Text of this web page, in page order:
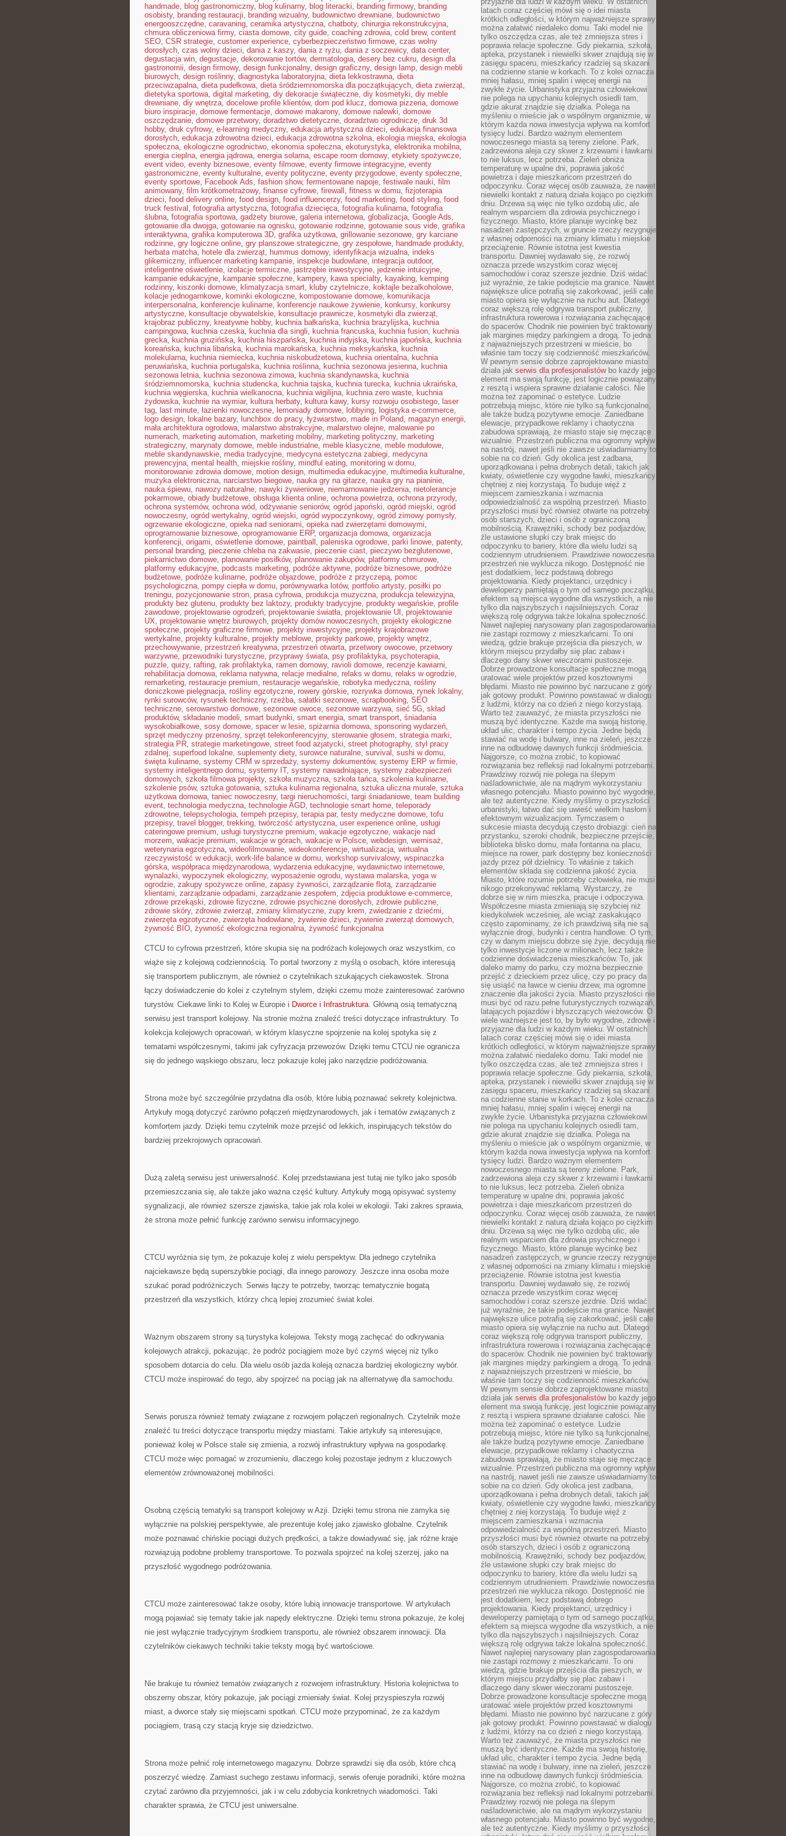
handmade, blog gastronomiczny, blog kulinarny, blog literacki, branding firmowy, branding
osobisty, branding restauracji, branding wizualny, budownictwo drewniane, budownictwo
energooszczędne, caravaning, ceramika artystyczna, chatboty, chirurgia rekonstrukcyjna,
chmura obliczeniowa firmy, ciasta domowe, city guide, coaching zdrowia, cold brew, content
SEO, CSR strategie, customer experience, cyberbezpieczeństwo firmowe, czas wolny
dorosłych, czas wolny dzieci, dania z kaszy, dania z ryżu, dania z soczewicy, data center,
degustacja win, degustacje, dekorowanie tortów, dermatologia, desery bez cukru, design dla
gastronomii, design firmowy, design funkcjonalny, design graficzny, design lamp, design mebli
biurowych, design roślinny, diagnostyka laboratoryjna, dieta lekkostrawna, dieta
przeciwzapalna, dieta pudełkowa, dieta śródziemnomorska dla początkujących, dieta zwierząt,
dietetyka sportowa, digital marketing, diy dekoracje świąteczne, diy kosmetyki, diy meble
drewniane, diy wnętrza, docelowe profile klientów, dom pod klucz, domowa pizzeria, domowe
biuro inspiracje, domowe fermentacje, domowe makarony, domowe nalewki, domowe
oszczędzanie, domowe przetwory, doradztwo dietetyczne, doradztwo ogrodnicze, druk 3d
hobby, druk cyfrowy, e-learning medyczny, edukacja artystyczna dzieci, edukacja finansowa
dorosłych, edukacja zdrowotna dzieci, edukacja zdrowotna szkolna, ekologia miejska, ekologia
społeczna, ekologiczne ogrodnictwo, ekonomia społeczna, ekoturystyka, elektronika mobilna,
energia cieplna, energia jądrowa, energia solarna, escape room domowy, etykiety spożywcze,
event video, eventy biznesowe, eventy filmowe, eventy firmowe integracyjne, eventy
gastronomiczne, eventy kulturalne, eventy polityczne, eventy przygodowe, eventy społeczne,
eventy sportowe, Facebook Ads, fashion show, fermentowane napoje, festiwale nauki, film
animowany, film krótkometrażowy, finanse cyfrowe, firewall , fitness w domu, fizjoterapia
dzieci, food delivery online, food design, food influencerzy, food marketing, food styling, food
truck festival , fotografia artystyczna, fotografia dziecięca, fotografia kulinarna, fotografia
ślubna, fotografia sportowa, gadżety biurowe, galeria internetowa, globalizacja, Google Ads,
gotowanie dla dwojga, gotowanie na ognisku, gotowanie rodzinne, gotowanie sous vide, grafika
interaktywna, grafika komputerowa 3D, grafika użytkowa, grillowanie sezonowe, gry karciane
rodzinne, gry logiczne online, gry planszowe strategiczne, gry zespołowe, handmade produkty,
herbata matcha, hotele dla zwierząt, hummus domowy, identyfikacja wizualna, indeks
glikemiczny, influencer marketing kampanie, inspekcje budowlane, integracja outdoor,
inteligentne oświetlenie, izolacje termiczne, jastrzębie inwestycyjne, jedzenie intuicyjne,
kampanie edukacyjne, kampanie społeczne, kampery, kawa specialty, kayaking, kemping
rodzinny, kiszonki domowe, klimatyzacja smart, kluby czytelnicze, koktajle bezalkoholowe,
kolacje jednogarnkowe, kominki ekologiczne, kompostowanie domowe, komunikacja
interpersonalna, konferencje kulinarne, konferencje naukowe żywienie, konkursy, konkursy
artystyczne, konsultacje obywatelskie, konsultacje prawnicze, kosmetyki dla zwierząt,
krajobraz publiczny, kreatywne hobby, kuchnia bałkańska, kuchnia brazylijska, kuchnia
campingowa, kuchnia czeska, kuchnia dla singli, kuchnia francuska, kuchnia fusion, kuchnia
grecka, kuchnia gruzińska, kuchnia hiszpańska, kuchnia indyjska, kuchnia japońska, kuchnia
koreańska, kuchnia libańska, kuchnia marokańska, kuchnia meksykańska, kuchnia
molekularna, kuchnia niemiecka, kuchnia niskobudżetowa, kuchnia orientalna, kuchnia
peruwiańska, kuchnia portugalska, kuchnia roślinna, kuchnia sezonowa jesienna, kuchnia
sezonowa letnia, kuchnia sezonowa zimowa, kuchnia skandynawska, kuchnia
śródziemnomorska, kuchnia studencka, kuchnia tajska, kuchnia turecka, kuchnia ukraińska,
kuchnia węgierska, kuchnia wielkanocna, kuchnia wigilijna, kuchnia zero waste, kuchnia
żydowska, kuchnie na wymiar, kultura herbaty, kultura kawy, kursy rozwoju osobistego, laser
tag, last minute, łazienki nowoczesne, lemoniady domowe, lobbying, logistyka e-commerce,
logo design, lokalne bazary, lunchbox do pracy, łyżwiarstwo, made in Poland, magazyn energii,
mała architektura ogrodowa, malarstwo abstrakcyjne, malarstwo olejne, malowanie po
numerach, marketing automation, marketing mobilny, marketing polityczny, marketing
strategiczny, marynaty domowe, meble industrialne, meble klasyczne, meble modułowe,
meble skandynawskie, media tradycyjne, medycyna estetyczna zabiegi, medycyna
prewencyjna, mental health, miejskie rośliny, mindful eating, monitoring w domu,
monitorowanie zdrowia domowe, motion design, multimedia edukacyjne, multimedia kulturalne,
muzyka elektroniczna, narciarstwo biegowe, nauka gry na gitarze, nauka gry na pianinie,
nauka śpiewu, nawozy naturalne, nawyki żywieniowe, niemarnowanie jedzenia, nietolerancje
pokarmowe, obiady budżetowe, obsługa klienta online, ochrona powietrza, ochrona przyrody,
ochrona systemów, ochrona wód, odżywianie seniorów, ogród japoński, ogród miejski, ogród
nowoczesny, ogród wertykalny, ogród wiejski, ogród wypoczynkowy, ogród zimowy pomysły,
ogrzewanie ekologiczne, opieka nad seniorami, opieka nad zwierzętami domowymi,
oprogramowanie biznesowe, oprogramowanie ERP, organizacja domowa, organizacja
konferencji, origami, oświetlenie domowe, paintball , paleniska ogrodowe, parki linowe, patenty,
personal branding, pieczenie chleba na zakwasie, pieczenie ciast, pieczywo bezglutenowe,
piekarnictwo domowe, planowanie posiłków, planowanie zakupów, platformy chmurowe,
platformy edukacyjne, podcasts marketing, podróże aktywne, podróże biznesowe, podróże
budżetowe, podróże kulinarne, podróże objazdowe, podróże z przyczepą, pomoc
psychologiczna, pompy ciepła w domu, porównywarka lotów, portfolio artysty, posiłki po
treningu, pozycjonowanie stron, prasa cyfrowa, produkcja muzyczna, produkcja telewizyjna,
produkty bez glutenu, produkty bez laktozy, produkty tradycyjne, produkty wegańskie, profile
zawodowe, projektowanie ogrodzeń, projektowanie światła, projektowanie UI , projektowanie
UX, projektowanie wnętrz biurowych, projekty domów nowoczesnych, projekty ekologiczne
społeczne, projekty graficzne firmowe, projekty inwestycyjne, projekty krajobrazowe
wertykalne, projekty kulturalne, projekty meblowe, projekty parkowe, projekty wnętrz,
przechowywanie, przestrzeń kreatywna, przestrzeń otwarta, przetwory owocowe, przetwory
warzywne, przewodniki turystyczne, przyprawy świata, psy profilaktyka, psychoterapia,
puzzle, quizy, rafting, rak profilaktyka, ramen domowy, ravioli domowe, recenzje kawiarni,
rehabilitacja domowa, reklama natywna, relacje medialne, relaks w domu, relaks w ogrodzie,
remarketing, restauracje premium, restauracje wegańskie, robotyka medyczna, rośliny
doniczkowe pielęgnacja, rośliny egzotyczne, rowery górskie, rozrywka domowa, rynek lokalny,
rynki surowców, rysunek techniczny, rzeźba, sałatki sezonowe, scrapbooking, SEO
techniczne, serowarstwo domowe, sezonowe owoce, sezonowe warzywa, sieć 5G, skład
produktów, składanie modeli, smart budynki, smart energia, smart transport, śniadania
wysokobiałkowe, sosy domowe, spacer w lesie, spiżarnia domowa, sponsoring wydarzeń,
sprzęt medyczny przenośny, sprzęt telekonferencyjny, sterowanie głosem, strategia marki,
strategia PR, strategie marketingowe, street food azjatycki, street photography, styl pracy
zdalnej, superfood lokalne, suplementy diety, surowce naturalne, survival , sushi w domu,
święta kulinarne, systemy CRM w sprzedaży, systemy dokumentów, systemy ERP w firmie,
systemy inteligentnego domu, systemy IT, systemy nawadniające, systemy zabezpieczeń
domowych, szkoła filmowa projekty, szkoła muzyczna, szkoła tańca, szkolenia kulinarne,
szkolenie psów, sztuka gotowania, sztuka kulinarna regionalna, sztuka uliczna murale, sztuka
użytkowa domowa, taniec nowoczesny, targi nieruchomości, targi śniadaniowe, team building
event, technologia medyczna, technologie AGD, technologie smart home, teleporady
zdrowotne, telepsychologia, tempeh przepisy, terapia par, testy medyczne domowe, tofu
przepisy, travel blogger, trekking, twórczość artystyczna, user experience online, usługi
cateringowe premium, usługi turystyczne premium, wakacje egzotyczne, wakacje nad
morzem, wakacje premium, wakacje w górach, wakacje w Polsce, webdesign, wernisaż,
weterynaria egzotyczna, wideofilmowanie, wideokonferencje, wirtualizacja, wirtualna
rzeczywistość w edukacji, work-life balance w domu, workshop survivalowy, wspinaczka
górska, współpraca międzynarodowa, wydarzenia edukacyjne, wydawnictwo internetowe,
wynalazki, wypoczynek ekologiczny, wyposażenie ogrodu, wystawa malarska, yoga w
ogrodzie, zakupy spożywcze online, zapasy żywności, zarządzanie flotą, zarządzanie
klientami, zarządzanie odpadami, zarządzanie zespołem, zdjęcia produktowe e-commerce,
zdrowe przekąski, zdrowie fizyczne, zdrowie psychiczne dorosłych, zdrowie publiczne,
zdrowie skóry, zdrowie zwierząt, zmiany klimatyczne, zupy krem, zwiedzanie z dziećmi,
zwierzęta egzotyczne, zwierzęta hodowlane, żywienie dzieci, żywienie zwierząt domowych,
żywność BIO, żywność ekologiczna regionalna, żywność funkcjonalna
CTCU to cyfrowa przestrzeń, które skupia się na podróżach kolejowych oraz wszystkim, co
wiąże się z kolejową codziennością. To portal tworzony z myślą o osobach, które interesują
się transportem publicznym, ale również o czytelnikach szukających ciekawostek. Strona
łączy doświadczenie do kolei z czytelnym stylem, dzięki czemu może zainteresować zarówno
turystów. Ciekawe linki to Kolej w Europie i Dworce i Infrastruktura. Główną osią tematyczną
serwisu jest transport kolejowy. Na stronie można znaleźć treści dotyczące infrastruktury. To
kolekcja kolejowych opracowań, w którym klasyczne spojrzenie na kolej spotyka się z
tematami współczesnymi, takimi jak cyfryzacja przewozów. Dzięki temu CTCU nie ogranicza
się do jednego wąskiego obszaru, lecz pokazuje kolej jako narzędzie podróżowania.
Strona może być szczególnie przydatna dla osób, które lubią poznawać sekrety kolejnictwa.
Artykuły mogą dotyczyć zarówno połączeń międzynarodowych, jak i tematów związanych z
komfortem jazdy. Dzięki temu czytelnik może przejść od lekkich, inspirujących tekstów do
bardziej przekrojowych opracowań.
Dużą zaletą serwisu jest uniwersalność. Kolej przedstawiana jest tutaj nie tylko jako sposób
przemieszczania się, ale także jako ważna część kultury. Artykuły mogą opisywać systemy
sygnalizacji, ale również szersze zjawiska, takie jak rola kolei w ekologii. Taki zakres sprawia,
że strona może pełnić funkcję zarówno serwisu informacyjnego.
CTCU wyróżnia się tym, że pokazuje kolej z wielu perspektyw. Dla jednego czytelnika
najciekawsze będą superszybkie pociągi, dla innego parowozy. Jeszcze inna osoba może
szukać porad podróżniczych. Serwis łączy te potrzeby, tworząc tematycznie bogatą
przestrzeń dla wszystkich, którzy chcą lepiej zrozumieć świat kolei.
Ważnym obszarem strony są turystyka kolejowa. Teksty mogą zachęcać do odkrywania
kolejowych atrakcji, pokazując, że podróż pociągiem może być czymś więcej niż tylko
sposobem dotarcia do celu. Dla wielu osób jazda koleją oznacza bardziej ekologiczny wybór.
CTCU może inspirować do tego, aby spojrzeć na pociąg jak na alternatywę dla samochodu.
Serwis porusza również tematy związane z rozwojem połączeń regionalnych. Czytelnik może
znaleźć tu treści dotyczące transportu między miastami. Takie artykuły są interesujące,
ponieważ kolej w Polsce stale się zmienia, a rozwój infrastruktury wpływa na gospodarkę.
CTCU może więc pomagać w zrozumieniu, dlaczego kolej pozostaje jednym z kluczowych
elementów zrównoważonej mobilności.
Osobną częścią tematyki są transport kolejowy w Azji. Dzięki temu strona nie zamyka się
wyłącznie na polskiej perspektywie, ale prezentuje kolej jako zjawisko globalne. Czytelnik
może poznawać chińskie pociągi dużych prędkości, a także dowiadywać się, jak różne kraje
rozwiązują podobne problemy transportowe. To pozwala spojrzeć na kolej szerzej, jako na
przyszłość wygodnego podróżowania.
CTCU może zainteresować także osoby, które lubią innowacje transportowe. W artykułach
mogą pojawiać się tematy takie jak napędy elektryczne. Dzięki temu strona pokazuje, że kolej
nie jest wyłącznie tradycyjnym środkiem transportu, ale również obszarem innowacji. Dla
czytelników ciekawych techniki takie teksty mogą być wartościowe.
Nie brakuje tu również tematów związanych z rozwojem infrastruktury. Historia kolejnictwa to
obszerny obszar, który pokazuje, jak pociągi zmieniały świat. Kolej przyspieszyła rozwój
miast, a dworce stały się miejscami spotkań. CTCU może przypominać, że za każdym
pociągiem, trasą czy stacją kryje się dziedzictwo.
Strona może pełnić rolę internetowego magazynu. Dobrze sprawdzi się dla osób, które chcą
poszerzyć wiedzę. Zamiast suchego zestawu informacji, serwis oferuje poradniki, które można
czytać zarówno dla przyjemności, jak i w celu zdobycia konkretnych wiadomości. Taki
charakter sprawia, że CTCU jest uniwersalne.
latach coraz częściej mówi się o idei miasta
krótkich odległości, w którym najważniejsze sprawy
można załatwić niedaleko domu. Taki model nie
tylko oszczędza czas, ale też zmniejsza stres i
poprawia relacje społeczne. Gdy piekarnia, szkoła,
apteka, przystanek i niewielki skwer znajdują się w
zasięgu spaceru, mieszkańcy rzadziej są skazani
na codzienne stanie w korkach. To z kolei oznacza
mniej hałasu, mniej spalin i więcej energii na
zwykłe życie. Urbanistyka przyjazna człowiekowi
nie polega na upychaniu kolejnych osiedli tam,
gdzie akurat znajdzie się działka. Polega na
myśleniu o mieście jak o wspólnym organizmie, w
którym każda nowa inwestycja wpływa na komfort
tysięcy ludzi. Bardzo ważnym elementem
nowoczesnego miasta są tereny zielone. Park,
zadrzewiona aleja czy skwer z krzewami i ławkami
to nie luksus, lecz potrzeba. Zieleń obniża
temperaturę w upalne dni, poprawia jakość
powietrza i daje mieszkańcom przestrzeń do
odpoczynku. Coraz więcej osób zauważa, że nawet
niewielki kontakt z naturą działa kojąco po ciężkim
dniu. Drzewa są więc nie tylko ozdobą ulic, ale
realnym wsparciem dla zdrowia psychicznego i
fizycznego. Miasto, które planuje wycinkę bez
nasadzeń zastępczych, w gruncie rzeczy rezygnuje
z własnej odporności na zmiany klimatu i miejskie
przeciążenie. Równie istotna jest kwestia
transportu. Dawniej wydawało się, że rozwój
oznacza przede wszystkim coraz więcej
samochodów i coraz szersze jezdnie. Dziś widać
już wyraźnie, że takie podejście ma granice. Nawet
największe ulice potrafią się zakorkować, jeśli całe
miasto opiera się wyłącznie na ruchu aut. Dlatego
coraz większą rolę odgrywa transport publiczny,
infrastruktura rowerowa i rozwiązania zachęcające
do spacerów. Chodnik nie powinien być traktowany
jak margines między parkingiem a drogą. To jedna
z najważniejszych przestrzeni w mieście, bo
właśnie tam toczy się codzienność mieszkańców.
W pewnym sensie dobrze zaprojektowane miasto
działa jak serwis dla profesjonalistówbo każdy jego
element ma swoją funkcję, jest logicznie powiązany
z resztą i wspiera sprawne działanie całości. Nie
można też zapominać o estetyce. Ludzie
potrzebują miejsc, które nie tylko są funkcjonalne,
ale także budzą pozytywne emocje. Zaniedbane
elewacje, przypadkowe reklamy i chaotyczna
zabudowa sprawiają, że miasto staje się męczące
wizualnie. Przestrzeń publiczna ma ogromny wpływ
na nastrój, nawet jeśli nie zawsze uświadamiamy to
sobie na co dzień. Gdy okolica jest zadbana,
uporządkowana i pełna drobnych detali, takich jak
kwiaty, oświetlenie czy wygodne ławki, mieszkańcy
chętniej z niej korzystają. To buduje więź z
miejscem zamieszkania i wzmacnia
odpowiedzialność za wspólną przestrzeń. Miasto
przyszłości musi być również otwarte na potrzeby
osób starszych, dzieci i osób z ograniczoną
mobilnością. Krawężniki, schody bez podjazdów,
źle ustawione słupki czy brak miejsc do
odpoczynku to bariery, które dla wielu ludzi są
codziennym utrudnieniem. Prawdziwie nowoczesna
przestrzeń nie wyklucza nikogo. Dostępność nie
jest dodatkiem, lecz podstawą dobrego
projektowania. Kiedy projektanci, urzędnicy i
deweloperzy pamiętają o tym od samego początku,
efektem są miejsca wygodne dla wszystkich, a nie
tylko dla najszybszych i najsilniejszych. Coraz
większą rolę odgrywa także lokalna społeczność.
Nawet najlepiej narysowany plan zagospodarowania
nie zastąpi rozmowy z mieszkańcami. To oni
wiedzą, gdzie brakuje przejścia dla pieszych, w
którym miejscu przydałby się plac zabaw i
dlaczego dany skwer wieczorami pustoszeje.
Dobrze prowadzone konsultacje społeczne mogą
uratować wiele projektów przed kosztownymi
błędami. Miasto nie powinno być narzucane z góry
jak gotowy produkt. Powinno powstawać w dialogu
z ludźmi, którzy na co dzień z niego korzystają.
Warto też zauważyć, że miasta przyszłości nie
muszą być identyczne. Każde ma swoją historię,
układ ulic, charakter i tempo życia. Jedne będą
stawiać na wodę i bulwary, inne na zieleń, jeszcze
inne na odbudowę dawnych funkcji śródmieścia.
Najgorsze, co można zrobić, to kopiować
rozwiązania bez refleksji nad lokalnymi potrzebami.
Prawdziwy rozwój nie polega na ślepym
naśladownictwie, ale na mądrym wykorzystaniu
własnego potencjału. Miasto powinno być wygodne,
ale też autentyczne. Kiedy myślimy o przyszłości
urbanistyki, łatwo dać się uwieść wielkim hasłom i
efektownym wizualizacjom. Tymczasem o
sukcesie miasta decydują często drobiazgi: cień na
przystanku, szeroki chodnik, bezpieczne przejście,
biblioteka blisko domu, mała fontanna na placu,
miejsce na rower, park dostępny bez konieczności
jazdy przez pół dzielnicy. To właśnie z takich
elementów składa się codzienna jakość życia.
Miasto, które rozumie potrzeby człowieka, nie musi
nikogo przekonywać reklamą. Wystarczy, że
dobrze się w nim mieszka, pracuje i odpoczywa.
Współczesne miasta zmieniają się szybciej niż
kiedykolwiek wcześniej, ale wciąż zaskakująco
często zapominamy, że ich prawdziwą siłą nie są
wyłącznie drogi, budynki i centra handlowe. O tym,
czy w danym miejscu dobrze się żyje, decydują nie
tylko inwestycje liczone w milionach, lecz także
codzienne doświadczenia mieszkańców. To, jak
daleko mamy do parku, czy można bezpiecznie
przejść z dzieckiem przez ulicę, czy po pracy da
się usiąść na ławce w cieniu drzew, ma ogromne
znaczenie dla jakości życia. Miasto przyszłości nie
musi być od razu pełne futurystycznych rozwiązań,
latających pojazdów i błyszczących wieżowców. O
wiele ważniejsze jest to, by było wygodne, zdrowe i
przyjazne dla ludzi w każdym wieku. W ostatnich
latach coraz częściej mówi się o idei miasta
krótkich odległości, w którym najważniejsze sprawy
można załatwić niedaleko domu. Taki model nie
tylko oszczędza czas, ale też zmniejsza stres i
poprawia relacje społeczne. Gdy piekarnia, szkoła,
apteka, przystanek i niewielki skwer znajdują się w
zasięgu spaceru, mieszkańcy rzadziej są skazani
na codzienne stanie w korkach. To z kolei oznacza
mniej hałasu, mniej spalin i więcej energii na
zwykłe życie. Urbanistyka przyjazna człowiekowi
nie polega na upychaniu kolejnych osiedli tam,
gdzie akurat znajdzie się działka. Polega na
myśleniu o mieście jak o wspólnym organizmie, w
którym każda nowa inwestycja wpływa na komfort
tysięcy ludzi. Bardzo ważnym elementem
nowoczesnego miasta są tereny zielone. Park,
zadrzewiona aleja czy skwer z krzewami i ławkami
to nie luksus, lecz potrzeba. Zieleń obniża
temperaturę w upalne dni, poprawia jakość
powietrza i daje mieszkańcom przestrzeń do
odpoczynku. Coraz więcej osób zauważa, że nawet
niewielki kontakt z naturą działa kojąco po ciężkim
dniu. Drzewa są więc nie tylko ozdobą ulic, ale
realnym wsparciem dla zdrowia psychicznego i
fizycznego. Miasto, które planuje wycinkę bez
nasadzeń zastępczych, w gruncie rzeczy rezygnuje
z własnej odporności na zmiany klimatu i miejskie
przeciążenie. Równie istotna jest kwestia
transportu. Dawniej wydawało się, że rozwój
oznacza przede wszystkim coraz więcej
samochodów i coraz szersze jezdnie. Dziś widać
już wyraźnie, że takie podejście ma granice. Nawet
największe ulice potrafią się zakorkować, jeśli całe
miasto opiera się wyłącznie na ruchu aut. Dlatego
coraz większą rolę odgrywa transport publiczny,
infrastruktura rowerowa i rozwiązania zachęcające
do spacerów. Chodnik nie powinien być traktowany
jak margines między parkingiem a drogą. To jedna
z najważniejszych przestrzeni w mieście, bo
właśnie tam toczy się codzienność mieszkańców.
W pewnym sensie dobrze zaprojektowane miasto
działa jak serwis dla profesjonalistówbo każdy jego
element ma swoją funkcję, jest logicznie powiązany
z resztą i wspiera sprawne działanie całości. Nie
można też zapominać o estetyce. Ludzie
potrzebują miejsc, które nie tylko są funkcjonalne,
ale także budzą pozytywne emocje. Zaniedbane
elewacje, przypadkowe reklamy i chaotyczna
zabudowa sprawiają, że miasto staje się męczące
wizualnie. Przestrzeń publiczna ma ogromny wpływ
na nastrój, nawet jeśli nie zawsze uświadamiamy to
sobie na co dzień. Gdy okolica jest zadbana,
uporządkowana i pełna drobnych detali, takich jak
kwiaty, oświetlenie czy wygodne ławki, mieszkańcy
chętniej z niej korzystają. To buduje więź z
miejscem zamieszkania i wzmacnia
odpowiedzialność za wspólną przestrzeń. Miasto
przyszłości musi być również otwarte na potrzeby
osób starszych, dzieci i osób z ograniczoną
mobilnością. Krawężniki, schody bez podjazdów,
źle ustawione słupki czy brak miejsc do
odpoczynku to bariery, które dla wielu ludzi są
codziennym utrudnieniem. Prawdziwie nowoczesna
przestrzeń nie wyklucza nikogo. Dostępność nie
jest dodatkiem, lecz podstawą dobrego
projektowania. Kiedy projektanci, urzędnicy i
deweloperzy pamiętają o tym od samego początku,
efektem są miejsca wygodne dla wszystkich, a nie
tylko dla najszybszych i najsilniejszych. Coraz
większą rolę odgrywa także lokalna społeczność.
Nawet najlepiej narysowany plan zagospodarowania
nie zastąpi rozmowy z mieszkańcami. To oni
wiedzą, gdzie brakuje przejścia dla pieszych, w
którym miejscu przydałby się plac zabaw i
dlaczego dany skwer wieczorami pustoszeje.
Dobrze prowadzone konsultacje społeczne mogą
uratować wiele projektów przed kosztownymi
błędami. Miasto nie powinno być narzucane z góry
jak gotowy produkt. Powinno powstawać w dialogu
z ludźmi, którzy na co dzień z niego korzystają.
Warto też zauważyć, że miasta przyszłości nie
muszą być identyczne. Każde ma swoją historię,
układ ulic, charakter i tempo życia. Jedne będą
stawiać na wodę i bulwary, inne na zieleń, jeszcze
inne na odbudowę dawnych funkcji śródmieścia.
Najgorsze, co można zrobić, to kopiować
rozwiązania bez refleksji nad lokalnymi potrzebami.
Prawdziwy rozwój nie polega na ślepym
naśladownictwie, ale na mądrym wykorzystaniu
własnego potencjału. Miasto powinno być wygodne,
ale też autentyczne. Kiedy myślimy o przyszłości